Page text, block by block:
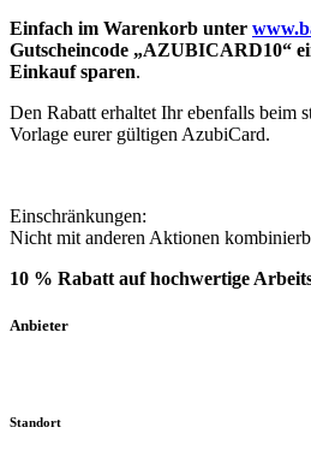
Einfach im Warenkorb unter
Gutscheincode „AZUBICARD10“
Einkauf sparen.
Den Rabatt erhaltet Ihr ebenfalls beim
Vorlage eurer gültigen AzubiCard.
Einschränkungen:
Nicht mit anderen Aktionen
10 % Rabatt auf hochwertige
Anbieter
Standort